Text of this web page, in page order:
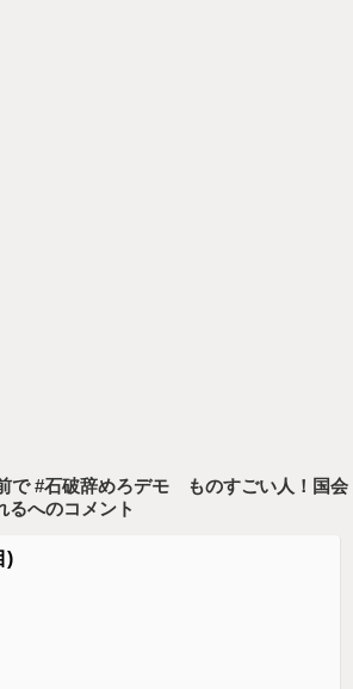
で #石破辞めろデモ ものすごい人！国会
るへのコメント
)